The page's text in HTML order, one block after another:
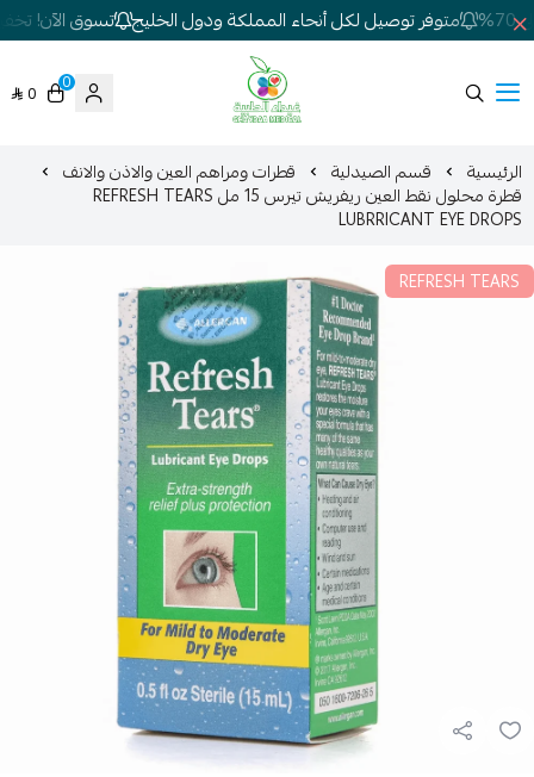
متوفر توصيل لكل أنحاء المملكة ودول الخليج تسوق الآن!
شركة غيداء المتطورة الطبية
0
0
الرئيسية قسم الصيدلية قطرات ومراهم العين والاذن والانف
قطرة محلول نقط العين ريفريش تيرس 15 مل REFRESH TEARS
LUBRRICANT EYE DROPS
REFRESH TEARS